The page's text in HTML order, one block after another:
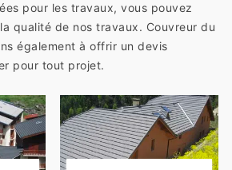
pour les travaux, vous pouvez
qualité de nos travaux. Couvreur du
également à offrir un devis
pour tout projet.